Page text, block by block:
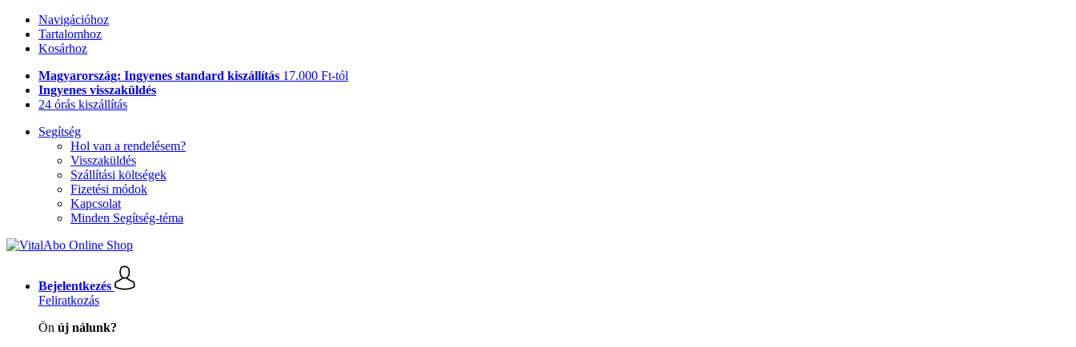
Navigációhoz
Tartalomhoz
Kosárhoz
Magyarország: Ingyenes standard kiszállítás 17.000 Ft-tól
Ingyenes visszaküldés
24 órás kiszállítás
Segítség
Hol van a rendelésem?
Visszaküldés
Szállítási költségek
Fizetési módok
Kapcsolat
Minden Segítség-téma
Bejelentkezés
Feliratkozás
Ön új nálunk?